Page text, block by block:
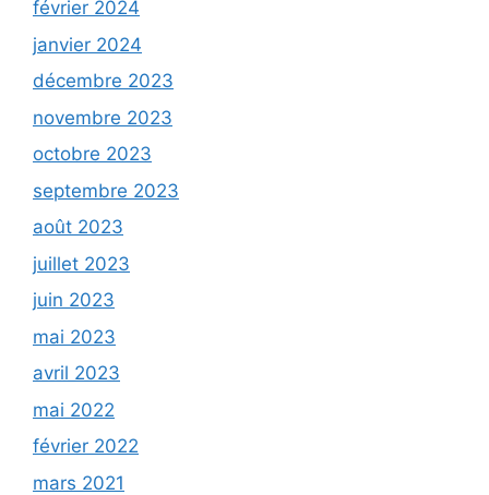
février 2024
janvier 2024
décembre 2023
novembre 2023
octobre 2023
septembre 2023
août 2023
juillet 2023
juin 2023
mai 2023
avril 2023
mai 2022
février 2022
mars 2021